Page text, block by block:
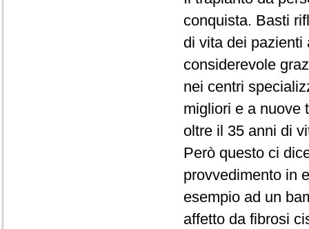
conquista. Basti
di vita dei pazienti
considerevole
nei centri
migliori e a nuove
oltre il 35 anni di
Però questo ci
provvedimento in
esempio ad un
affetto da fibrosi